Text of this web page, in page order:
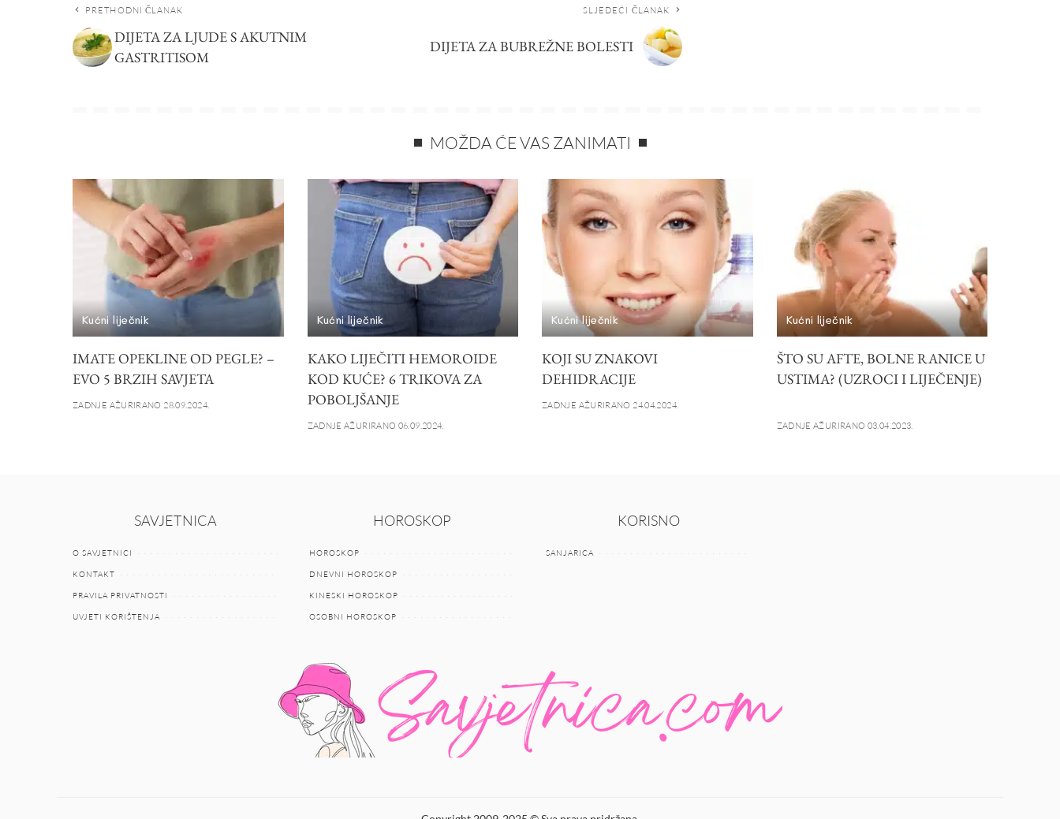
PRETHODNI ČLANAK
DIJETA ZA LJUDE S AKUTNIM
GASTRITISOM
SLJEDEĆI ČLANAK
DIJETA ZA BUBREŽNE BOLESTI
MOŽDA ĆE VAS ZANIMATI
Kućni liječnik
IMATE OPEKLINE OD PEGLE? –
EVO 5 BRZIH SAVJETA
ZADNJE AŽURIRANO 28.09.2024.
Kućni liječnik
KAKO LIJEČITI HEMOROIDE
KOD KUĆE? 6 TRIKOVA ZA
POBOLJŠANJE
ZADNJE AŽURIRANO 06.09.2024.
Kućni liječnik
KOJI SU ZNAKOVI
DEHIDRACIJE
ZADNJE AŽURIRANO 24.04.2024.
Kućni liječnik
ŠTO SU AFTE, BOLNE RANICE U
USTIMA? (UZROCI I LIJEČENJE)
ZADNJE AŽURIRANO 03.04.2023.
SAVJETNICA
O SAVJETNICI
KONTAKT
PRAVILA PRIVATNOSTI
UVJETI KORIŠTENJA
HOROSKOP
HOROSKOP
DNEVNI HOROSKOP
KINESKI HOROSKOP
OSOBNI HOROSKOP
KORISNO
SANJARICA